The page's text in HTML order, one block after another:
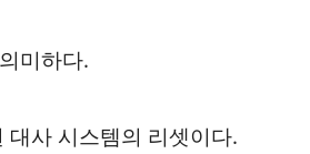
미하다.
대사 시스템의 리셋이다.